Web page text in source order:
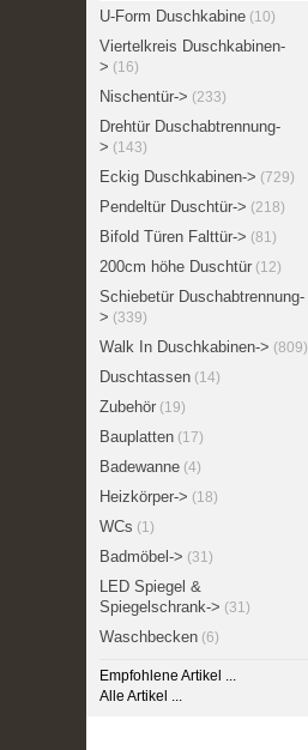
U-Form Duschkabine(10)
Viertelkreis Duschkabinen-
> (16)
Nischentür-> (233)
Drehtür Duschabtrennung-
> (143)
Eckig Duschkabinen-> (729)
Pendeltür Duschtür-> (218)
Bifold Türen Falttür-> (81)
200cm höhe Duschtür(12)
Schiebetür Duschabtrennung-
> (339)
Walk In Duschkabinen-> (809)
Duschtassen(14)
Zubehör(19)
Bauplatten(17)
Badewanne(4)
Heizkörper-> (18)
WCs (1)
Badmöbel-> (31)
LED Spiegel &
Spiegelschrank-> (31)
Waschbecken(6)
Empfohlene Artikel ...
Alle Artikel ...